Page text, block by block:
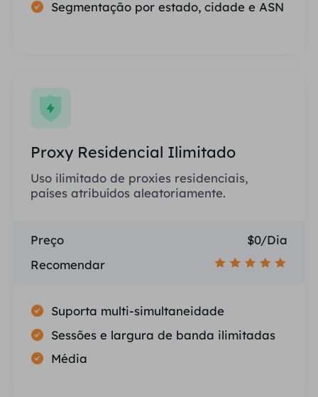
Segmentação por estado, cidade e ASN
Proxy Residencial Ilimitado
Uso ilimitado de proxies residenciais,
países atribuídos aleatoriamente.
Preço
$0/Dia
Recomendar
Suporta multi-simultaneidade
Sessões e largura de banda ilimitadas
Média